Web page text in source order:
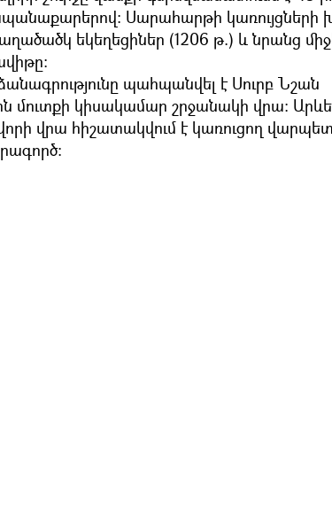
Սարահարթի կառույցների
եկեղեցիներ (1206 թ.) և նրանց
պահպանվել է Սուրբ Նշան
մուտքի կիսակամար շրջանակի վրա:
վրա հիշատակվում է կառուցող